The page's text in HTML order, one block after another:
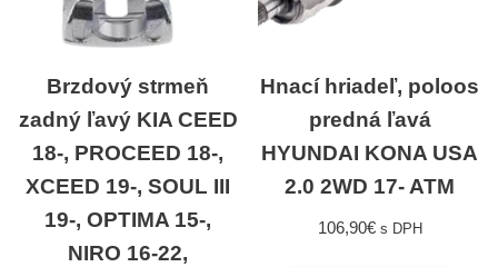
Brzdový strmeň
zadný ľavý KIA CEED
18-, PROCEED 18-,
XCEED 19-, SOUL III
19-, OPTIMA 15-,
NIRO 16-22,
Hnací hriadeľ, poloos
predná ľavá
HYUNDAI KONA USA
2.0 2WD 17- ATM
106,90€ s DPH